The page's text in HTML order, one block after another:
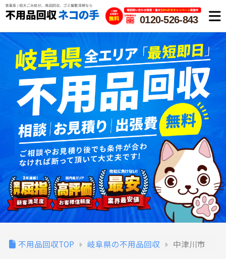
0120-526-843
不用品回収TOP 岐阜県の不用品回収 中津川市